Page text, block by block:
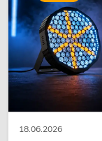
18.06.2026